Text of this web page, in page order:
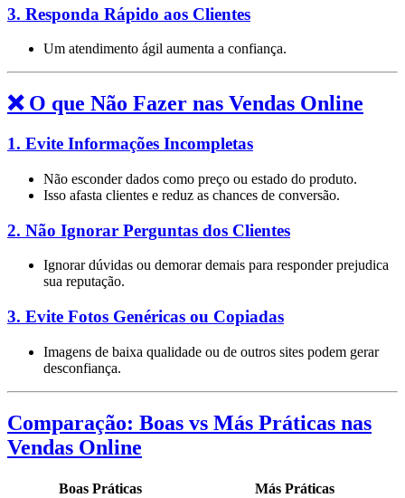
3. Responda Rápido aos Clientes
Um atendimento ágil aumenta a confiança.
❌ O que Não Fazer nas Vendas Online
1. Evite Informações Incompletas
Não esconder dados como preço ou estado do produto.
Isso afasta clientes e reduz as chances de conversão.
2. Não Ignorar Perguntas dos Clientes
Ignorar dúvidas ou demorar demais para responder prejudica
sua reputação.
3. Evite Fotos Genéricas ou Copiadas
Imagens de baixa qualidade ou de outros sites podem gerar
desconfiança.
Comparação: Boas vs Más Práticas nas
Vendas Online
Boas Práticas
Más Práticas